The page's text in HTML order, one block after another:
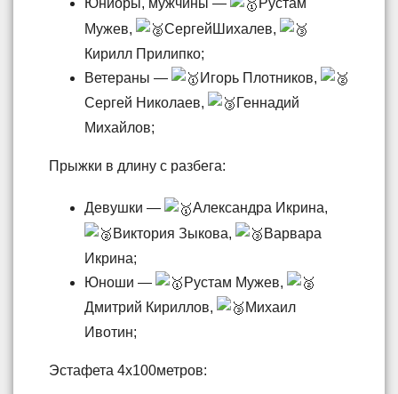
Юниоры, мужчины —
Рустам
Мужев,
СергейШихалев,
Кирилл Прилипко;
Ветераны —
Игорь Плотников,
Сергей Николаев,
Геннадий
Михайлов;
Прыжки в длину с разбега:
Девушки —
Александра Икрина,
Виктория Зыкова,
Варвара
Икрина;
Юноши —
Рустам Мужев,
Дмитрий Кириллов,
Михаил
Ивотин;
Эстафета 4х100метров: